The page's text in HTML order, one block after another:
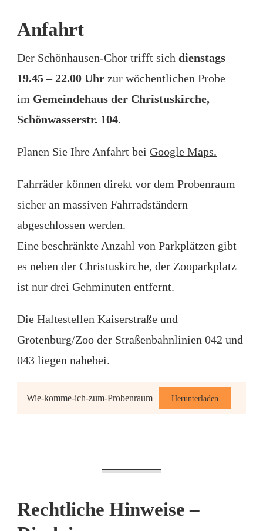
Anfahrt
Der Schönhausen-Chor trifft sich dienstags
19.45 – 22.00 Uhr zur wöchentlichen Probe
im Gemeindehaus der Christuskirche,
Schönwasserstr. 104.
Planen Sie Ihre Anfahrt bei Google Maps.
Fahrräder können direkt vor dem Probenraum
sicher an massiven Fahrradständern
abgeschlossen werden.
Eine beschränkte Anzahl von Parkplätzen gibt
es neben der Christuskirche, der Zooparkplatz
ist nur drei Gehminuten entfernt.
Die Haltestellen Kaiserstraße und
Grotenburg/Zoo der Straßenbahnlinien 042 und
043 liegen nahebei.
Wie-komme-ich-zum-Probenraum Herunterladen
Rechtliche Hinweise –